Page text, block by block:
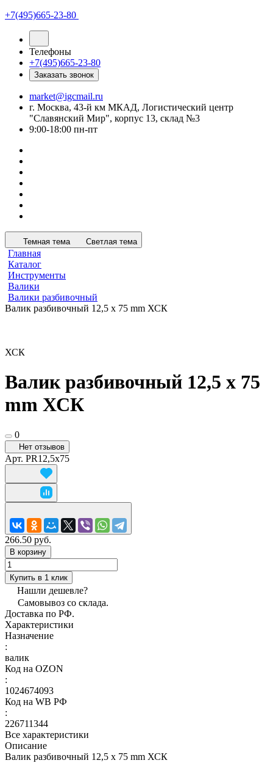
+7(495)665-23-80
Телефоны
+7(495)665-23-80
Заказать звонок
market@igcmail.ru
г. Москва, 43-й км МКАД, Логистический центр
"Славянский Мир", корпус 13, склад №3
9:00-18:00 пн-пт
Темная тема Светлая тема
Главная
Каталог
Инструменты
Валики
Валики разбивочный
Валик разбивочный 12,5 х 75 mm ХСК
ХСК
Валик разбивочный 12,5 х 75
mm ХСК
0
Нет отзывов
Арт. PR12,5x75
266.50 руб.
В корзину
Купить в 1 клик
Нашли дешевле?
Самовывоз со склада.
Доставка по РФ.
Характеристики
Назначение
:
валик
Код на OZON
:
1024674093
Код на WB РФ
:
226711344
Все характеристики
Описание
Валик разбивочный 12,5 х 75 mm ХСК